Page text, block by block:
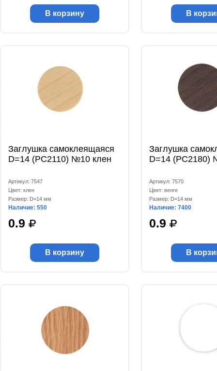
В корзину В
Заглушка самоклеящаяся
D=14 (РС2110) №10 клен
Артикул: 7547
Цвет: клен
Размер: D=14 мм
Наличие: 550
0.9
В корзину
Заглушка
D=14 (РС2180)
Артикул: 7570
Цвет: венге
Размер: D=14 мм
Наличие: 7400
0.9
В